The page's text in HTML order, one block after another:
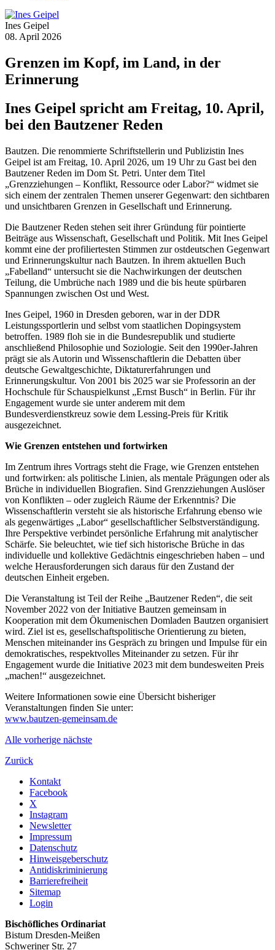
Ines Geipel
08. April 2026
Grenzen im Kopf, im Land, in der
Erinnerung
Ines Geipel spricht am Freitag, 10. April,
bei den Bautzener Reden
Bautzen. Die renommierte Schriftstellerin und Publizistin Ines
Geipel ist am Freitag, 10. April 2026, um 19 Uhr zu Gast bei den
Bautzener Reden im Dom St. Petri. Unter dem Titel
„Grenzziehungen – Konflikt, Ressource oder Labor?“ widmet sie
sich einem der zentralen Themen unserer Gegenwart: den sichtbaren
und unsichtbaren Grenzen in Gesellschaft und Erinnerung.
Die Bautzener Reden stehen seit ihrer Gründung für pointierte
Beiträge aus Wissenschaft, Gesellschaft und Politik. Mit Ines Geipel
kommt eine der profiliertesten Stimmen zur ostdeutschen Gegenwart
und Erinnerungskultur nach Bautzen. In ihrem aktuellen Buch
„Fabelland“ untersucht sie die Nachwirkungen der deutschen
Teilung, die Umbrüche nach 1989 und die bis heute spürbaren
Spannungen zwischen Ost und West.
Ines Geipel, 1960 in Dresden geboren, war in der DDR
Leistungssportlerin und selbst vom staatlichen Dopingsystem
betroffen. 1989 floh sie in die Bundesrepublik und studierte
anschließend Philosophie und Soziologie. Seit den 1990er-Jahren
prägt sie als Autorin und Wissenschaftlerin die Debatten über
deutsche Gewaltgeschichte, Diktaturerfahrungen und
Erinnerungskultur. Von 2001 bis 2025 war sie Professorin an der
Hochschule für Schauspielkunst „Ernst Busch“ in Berlin. Für ihr
Engagement wurde sie unter anderem mit dem
Bundesverdienstkreuz sowie dem Lessing-Preis für Kritik
ausgezeichnet.
Wie Grenzen entstehen und fortwirken
Im Zentrum ihres Vortrags steht die Frage, wie Grenzen entstehen
und fortwirken: als politische Linien, als mentale Prägungen oder als
Brüche in individuellen Biografien. Sind Grenzziehungen Auslöser
von Konflikten – oder zugleich Räume der Erkenntnis? Die
Wissenschaftlerin versteht sie als historische Erfahrung ebenso wie
als gegenwärtiges „Labor“ gesellschaftlicher Selbstverständigung.
Ihre Perspektive verbindet persönliche Erfahrung mit analytischer
Schärfe. Sie beleuchtet, wie tief sich historische Brüche in das
individuelle und kollektive Gedächtnis eingeschrieben haben – und
welche Herausforderungen sich daraus für den Zustand der
deutschen Einheit ergeben.
Die Veranstaltung ist Teil der Reihe „Bautzener Reden“, die seit
November 2022 von der Initiative Bautzen gemeinsam in
Kooperation mit dem Ökumenischen Domladen Bautzen organisiert
wird. Ziel ist es, gesellschaftspolitische Orientierung zu bieten,
Menschen miteinander ins Gespräch zu bringen und Impulse für ein
demokratisches, respektvolles Miteinander zu setzen. Für ihr
Engagement wurde die Initiative 2023 mit dem bundesweiten Preis
„machen!“ ausgezeichnet.
Weitere Informationen sowie eine Übersicht bisheriger
Veranstaltungen finden Sie unter:
www.bautzen-gemeinsam.de
Alle vorherige nächste
Zurück
Kontakt
Facebook
X
Instagram
Newsletter
Impressum
Datenschutz
Hinweisgeberschutz
Antidiskriminierung
Barrierefreiheit
Sitemap
Login
Bischöfliches Ordinariat
Bistum Dresden-Meißen
Schweriner Str. 27